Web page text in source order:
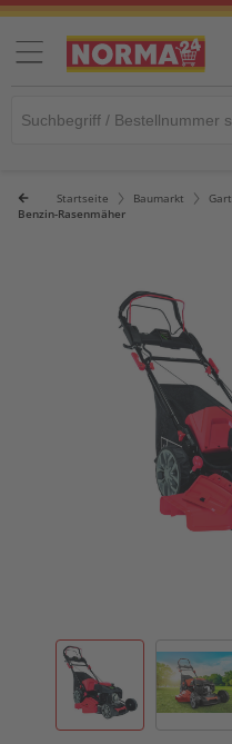
Startseite Baumarkt
Benzin-Rasenmäher